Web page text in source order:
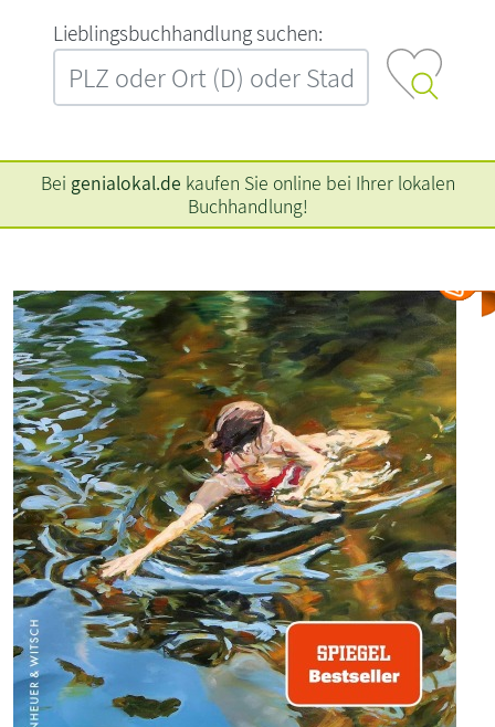
L‍i‍e‍b‍l‍i‍n‍g‍s‍b‍u‍c‍h‍h‍a‍n‍d‍l‍u‍n‍g‍ ‍s‍u‍c‍h‍e‍n‍:‍
Bei genialokal.de kaufen Sie online bei Ihrer lokalen
Buchhandlung!